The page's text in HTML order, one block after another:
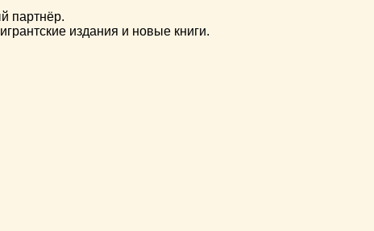
партнёр.
издания и новые книги.